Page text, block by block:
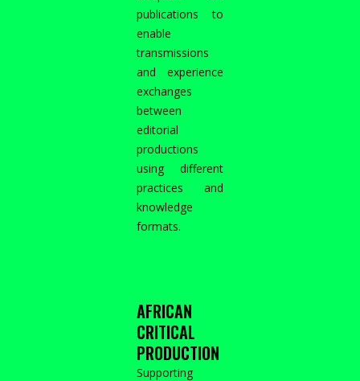
publications to
enable
transmissions
and experience
exchanges
between
editorial
productions
using different
practices and
knowledge
formats.
AFRICAN
CRITICAL
PRODUCTION
Supporting